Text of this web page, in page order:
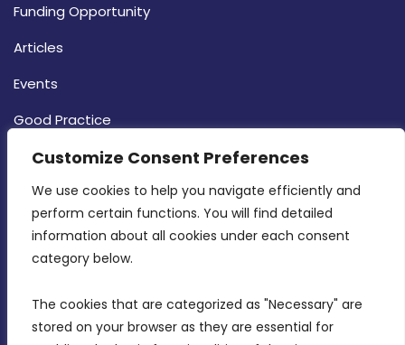
Customize Consent Preferences
We use cookies to help you navigate efficiently and
perform certain functions. You will find detailed
information about all cookies under each consent
category below.
The cookies that are categorized as "Necessary" are
stored on your browser as they are essential for
Funding Opportunity
Articles
Events
Good Practice
Strategy
CONTACT INFO
MDIA, Twenty20 Business Centre, Triq l-
Birkirkara, CBD 3050
(356) 21 828 800